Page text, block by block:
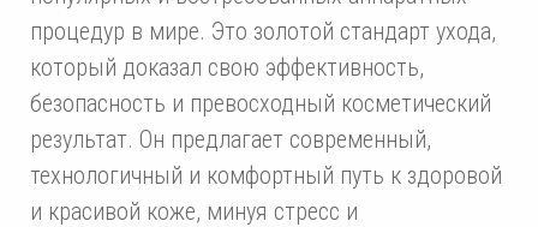
процедур в мире. Это золотой стандарт ухода,
который доказал свою эффективность,
безопасность и превосходный косметический
результат. Он предлагает современный,
технологичный и комфортный путь к здоровой
и красивой коже, минуя стресс и